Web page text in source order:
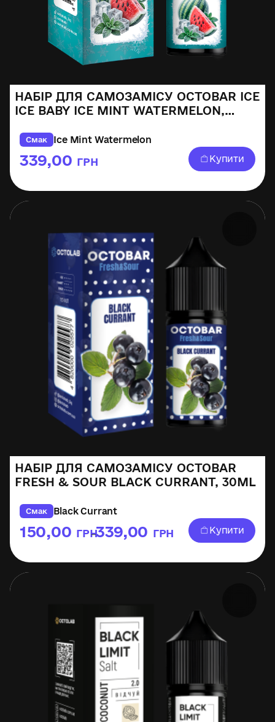
НАБІР ДЛЯ САМОЗАМІСУ OCTOBAR ICE
ICE BABY ICE MINT WATERMELON,
Смак Ice Mint Watermelon
339,00 ГРН Купити
НАБІР ДЛЯ САМОЗАМІСУ OCTOBAR
FRESH & SOUR BLACK CURRANT, 30ML
Смак Black Currant
150,00 ГРН
–339,00 ГРН Купити